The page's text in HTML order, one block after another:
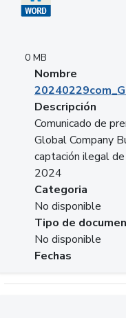
0 MB
Nombre
Descripción
Comunicado de
Global Company
captación ilegal
2024
Categoria
No disponible
Tipo de
No disponible
Fechas